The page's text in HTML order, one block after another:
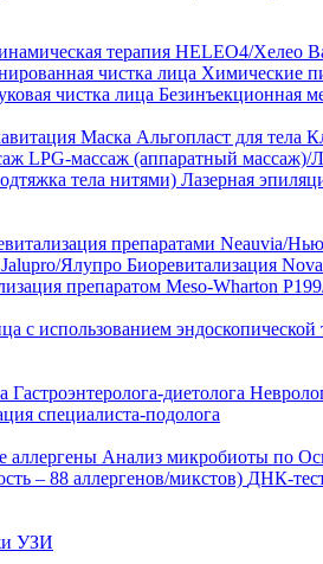
терапия HELEO4/Хелео
чистка лица Химические
чистка лица Безинъекционная
Маска Альгопласт для тела
LPG-массаж (аппаратный
тела нитями) Лазерная
препаратами Neauvia/
Ялупро Биоревитализация
препаратом Meso-Wharton
с использованием эндоскопической
Гастроэнтеролога-диетолога
специалиста-подолога
аллергены Анализ микробиоты по
– 88 аллергенов/микстов) ДНК-
УЗИ